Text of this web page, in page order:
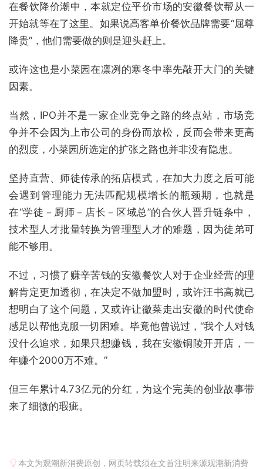
在餐饮降价潮中，本就定位平价市场的安徽餐饮帮从一
开始就等在了这里。如果说高客单价餐饮品牌需要“屈尊
降贵”，他们需要做的则是迎头赶上。
或许这也是小菜园在凛冽的寒冬中率先敲开大门的关键
因素。
当然，IPO并不是一家企业竞争之路的终点站，市场竞
争并不会因为上市公司的身份而放松，反而会带来更高
的烈度，小菜园所选定的扩张之路也并非没有隐患。
坚持直营、师徒传承的拓店模式，在加大力度之后可能
会遇到管理能力无法匹配规模增长的瓶颈期，也就是
在“学徒－厨师－店长－区域总”的合伙人晋升链条中，
技术型人才批量转换为管理型人才的难题，因为徒弟可
能不够用。
不过，习惯了赚辛苦钱的安徽餐饮人对于企业经营的理
解肯定更加透彻，在决定不做加盟时，或许汪书高就已
想明白了这个问题，又或许让徽菜走出安徽的时代使命
感足以帮他克服一切困难。毕竟他曾说过，“我个人对钱
没什么追求，如果只想赚钱，我在安徽铜陵开开店，一
年赚个2000万不难。”
但三年累计4.73亿元的分红，为这个完美的创业故事带
来了细微的瑕疵。
本文为观潮新消费原创，网页转载须在文首注明来源观潮新消费